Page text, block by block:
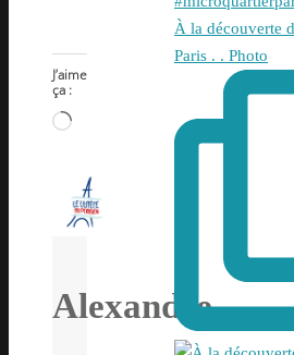
J’aime
ça :
Chargement…
Alexandre
À la découverte
Paris . . Photo